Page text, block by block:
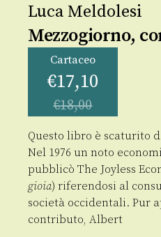
Luca Meldolesi
Mezzogiorno,
Cartaceo
€17,10
€18,00
Questo libro è scaturito
Nel 1976 un noto
pubblicò The Joyless
gioia) riferendosi al
società occidentali. Pur
contributo, Albert